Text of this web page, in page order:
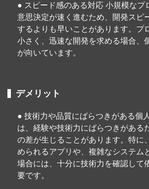
● スピード感のある対応 小規模なプ
意思決定が速く進むため、開発スピ
するよりも早いことがあります。プ
小さく、迅速な開発を求める場合、
が向いています。
デメリット
● 技術力や品質にばらつきがある個
は、経験や技術力にばらつきがある
の差が生じることがあります。特に
められるアプリや、複雑なシステム
場合には、十分に技術力を確認して
要です。